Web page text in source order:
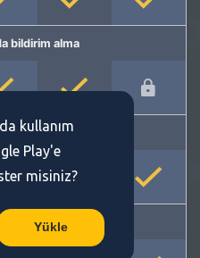
bildirim alma
kullanım
Play'e
misiniz?
Yükle